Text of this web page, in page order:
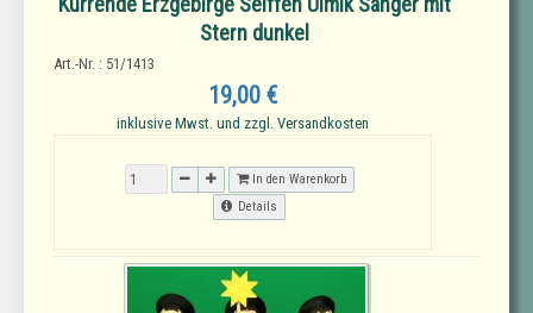
Stern dunkel
Art.-Nr. : 51/1413
19,00 €
inklusive Mwst. und zzgl. Versandkosten
In den Warenkorb
Details